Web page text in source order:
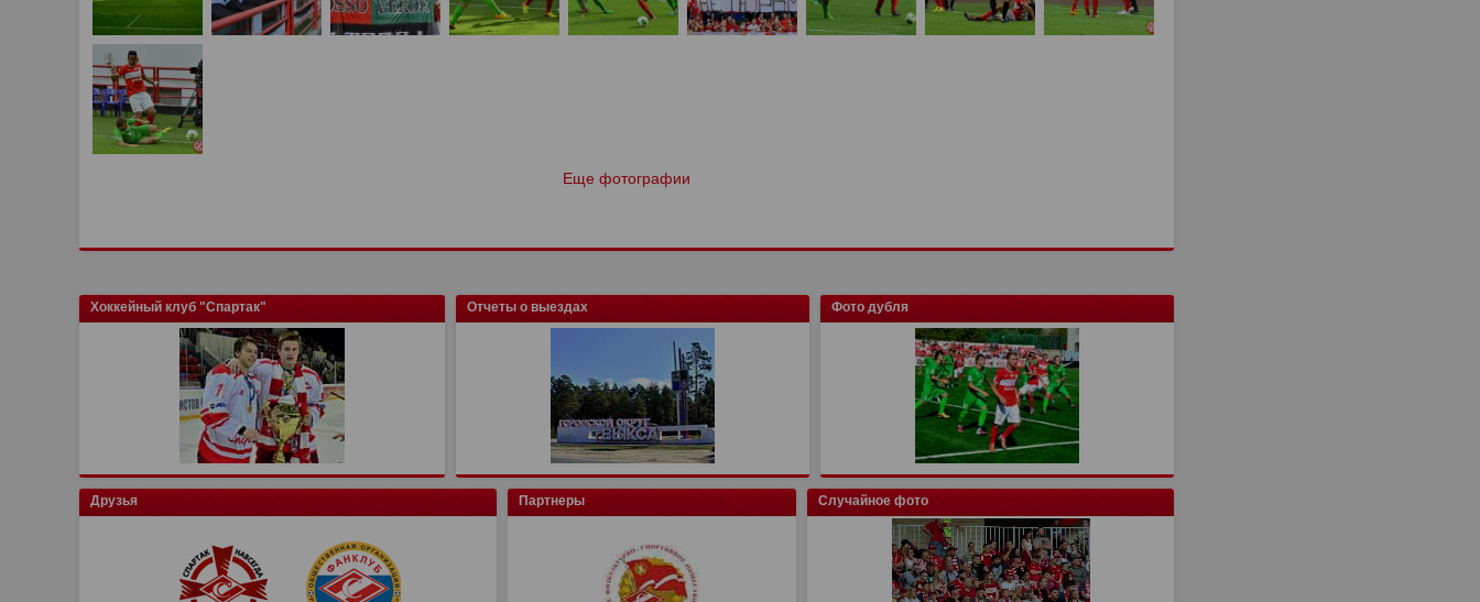
Еще фотографии
Хоккейный клуб "Спартак" Отчеты о выездах Фото дубля
Друзья Партнеры Случайное фото